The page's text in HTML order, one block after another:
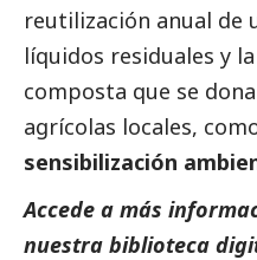
reutilización anual de
líquidos residuales y
composta que se
agrícolas locales,
sensibilización
Accede a más
nuestra biblioteca